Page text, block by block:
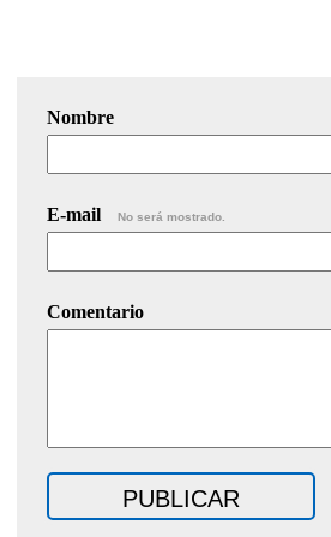
Nombre
E-mail No será mostrado.
Comentario